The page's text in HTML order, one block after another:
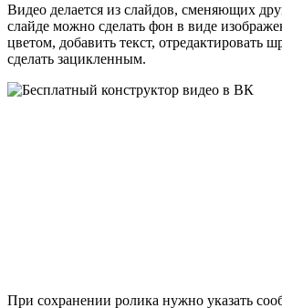
Видео делается из слайдов, сменяющих
слайде можно сделать фон в виде
цветом, добавить текст, отредактировать
сделать зацикленным.
При сохранении ролика нужно указать